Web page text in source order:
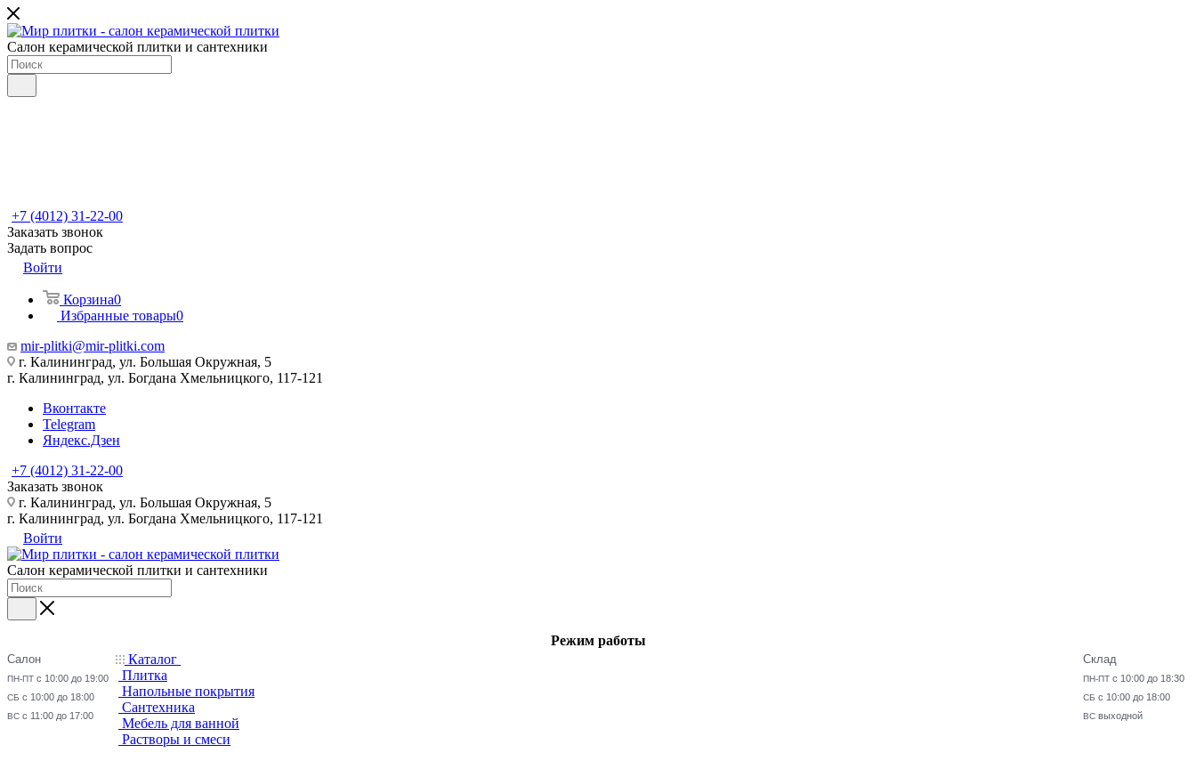
Салон керамической плитки и сантехники
+7 (4012) 31-22-00
Заказать звонок
Задать вопрос
Войти
Корзина0
Избранные товары0
mir-plitki@mir-plitki.com
г. Калининград, ул. Большая Окружная, 5
г. Калининград, ул. Богдана Хмельницкого, 117-121
Вконтакте
Telegram
Яндекс.Дзен
+7 (4012) 31-22-00
Заказать звонок
г. Калининград, ул. Большая Окружная, 5
г. Калининград, ул. Богдана Хмельницкого, 117-121
Войти
Салон керамической плитки и сантехники
Режим работы
Салон
ПН-ПТ с 10:00 до 19:00
СБ с 10:00 до 18:00
ВС с 11:00 до 17:00
Склад
ПН-ПТ с 10:00 до 18:30
СБ с 10:00 до 18:00
ВС выходной
Каталог
Плитка
Напольные покрытия
Сантехника
Мебель для ванной
Растворы и смеси